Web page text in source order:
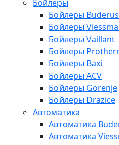
Бойлеры
Бойлеры Buderus
Бойлеры
Бойлеры Vaillant
Бойлеры
Бойлеры Baxi
Бойлеры ACV
Бойлеры Gorenje
Бойлеры Drazice
Автоматика
Автоматика
Автоматика